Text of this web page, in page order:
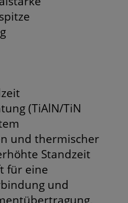
(TiAlN/TiN
und thermischer
Standzeit
für eine
und